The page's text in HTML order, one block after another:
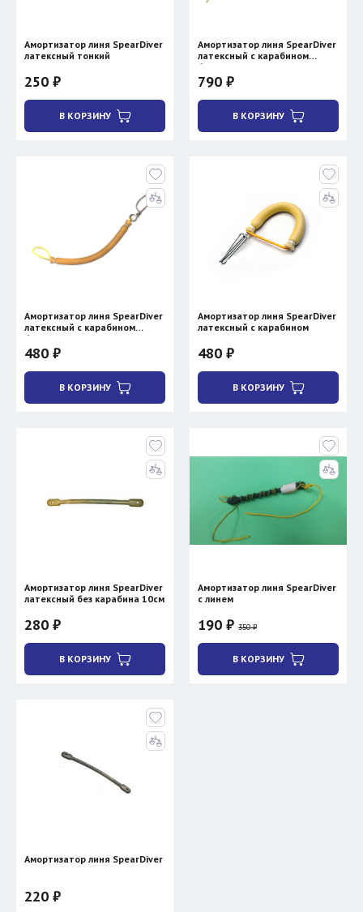
Амортизатор линя SpearDiver
латексный тонкий
250 ₽
В КОРЗИНУ
Амортизатор линя SpearDiver
латексный с карабином
булавка и вертлюжком
790 ₽
В КОРЗИНУ
Амортизатор линя SpearDiver
латексный с карабином
булавка
480 ₽
В КОРЗИНУ
Амортизатор линя SpearDiver
латексный с карабином
480 ₽
В КОРЗИНУ
Амортизатор линя SpearDiver
латексный без карабина 10см
280 ₽
В КОРЗИНУ
Амортизатор линя SpearDiver
с линем
190 ₽ 350 ₽
В КОРЗИНУ
Амортизатор линя SpearDiver
220 ₽